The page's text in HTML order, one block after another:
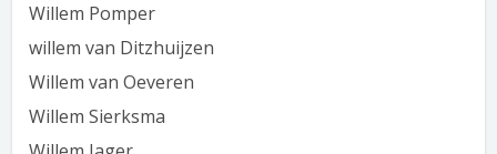
Willem Pomper
willem van Ditzhuijzen
Willem van Oeveren
Willem Sierksma